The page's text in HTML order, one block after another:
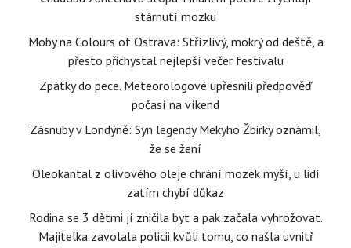
stárnutí mozku
Moby na Colours of Ostrava: Střízlivý, mokrý od deště, a
přesto přichystal nejlepší večer festivalu
Zpátky do pece. Meteorologové upřesnili předpověď
počasí na víkend
Zásnuby v Londýně: Syn legendy Mekyho Žbirky oznámil,
že se žení
Oleokantal z olivového oleje chrání mozek myší, u lidí
zatím chybí důkaz
Rodina se 3 dětmi jí zničila byt a pak začala vyhrožovat.
Majitelka zavolala policii kvůli tomu, co našla uvnitř